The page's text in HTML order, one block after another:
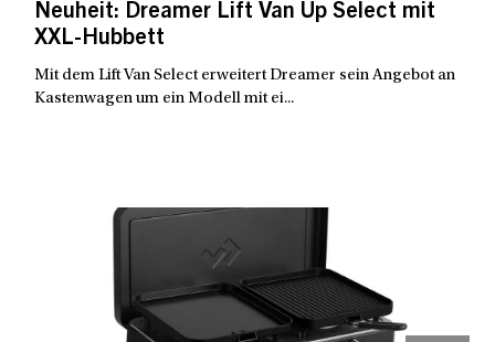
Neuheit: Dreamer Lift Van Up Select mit
XXL-Hubbett
Mit dem Lift Van Select erweitert Dreamer sein Angebot an
Kastenwagen um ein Modell mit ei...